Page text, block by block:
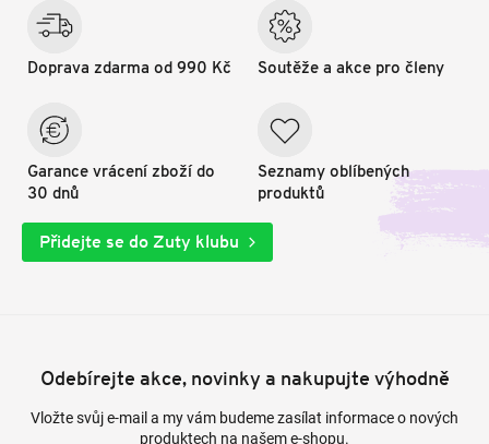
Doprava zdarma od 990 Kč
Garance vrácení zboží do
30 dnů
Soutěže a akce pro členy
Seznamy oblíbených
produktů
Přidejte se do Zuty klubu
Odebírejte akce, novinky a nakupujte výhodně
Vložte svůj e-mail a my vám budeme zasílat informace o nových
produktech na našem e-shopu.